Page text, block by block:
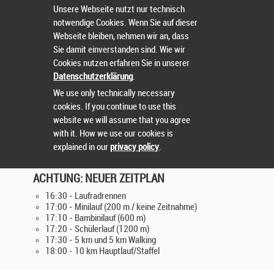
AUF ASPHALTIERTEN WEGEN UND WALD -
ABWECHSLUNGSREICH UND MIT HOHER
ZUSCHAUERFREUNDLICHKEIT.
BITTE ENTNEHMT DEN NEUEN ABLAUFPLAN
UND DIE NEUEN STRECKEN DEN
INFORMATIONEN AUF UNSERER HOMEPAGE.
ACHTUNG: NEUER ZEITPLAN
16:30 - Laufradrennen
17:00 - Minilauf (200 m / keine Zeitnahme)
17:10 - Bambinilauf (600 m)
17:20 - Schülerlauf (1200 m)
17:30 - 5 km und 5 km Walking
18:00 - 10 km Hauptlauf/Staffel
Unsere Webseite nutzt nur technisch
notwendige Cookies. Wenn Sie auf dieser
Webseite bleiben, nehmen wir an, dass
Sie damit einverstanden sind. Wie wir
Cookies nutzen erfahren Sie in unserer
Datenschutzerklärung.
We use only technically necessary
cookies. If you continue to use this
website we will assume that you agree
with it. How we use our cookies is
explained in ourprivacy policy.